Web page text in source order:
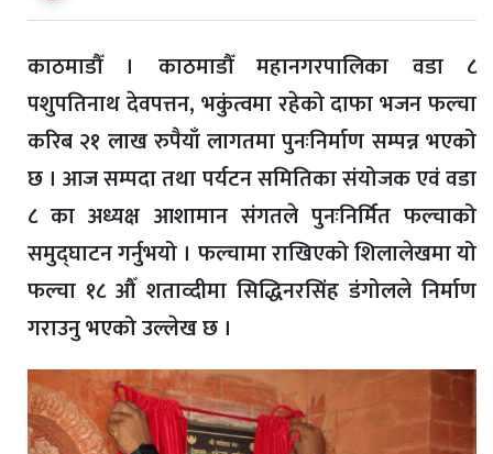
काठमाडौँ । काठमाडौँ महानगरपालिका वडा ८
पशुपतिनाथ देवपत्तन, भकुंत्वमा रहेको दाफा भजन फल्चा
करिब २१ लाख रुपैयाँ लागतमा पुनःनिर्माण सम्पन्न भएको
छ । आज सम्पदा तथा पर्यटन समितिका संयोजक एवं वडा
८ का अध्यक्ष आशामान संगतले पुनःनिर्मित फल्चाको
समुद्घाटन गर्नुभयो । फल्चामा राखिएको शिलालेखमा यो
फल्चा १८ औँ शताव्दीमा सिद्धिनरसिंह डंगोलले निर्माण
गराउनु भएको उल्लेख छ ।